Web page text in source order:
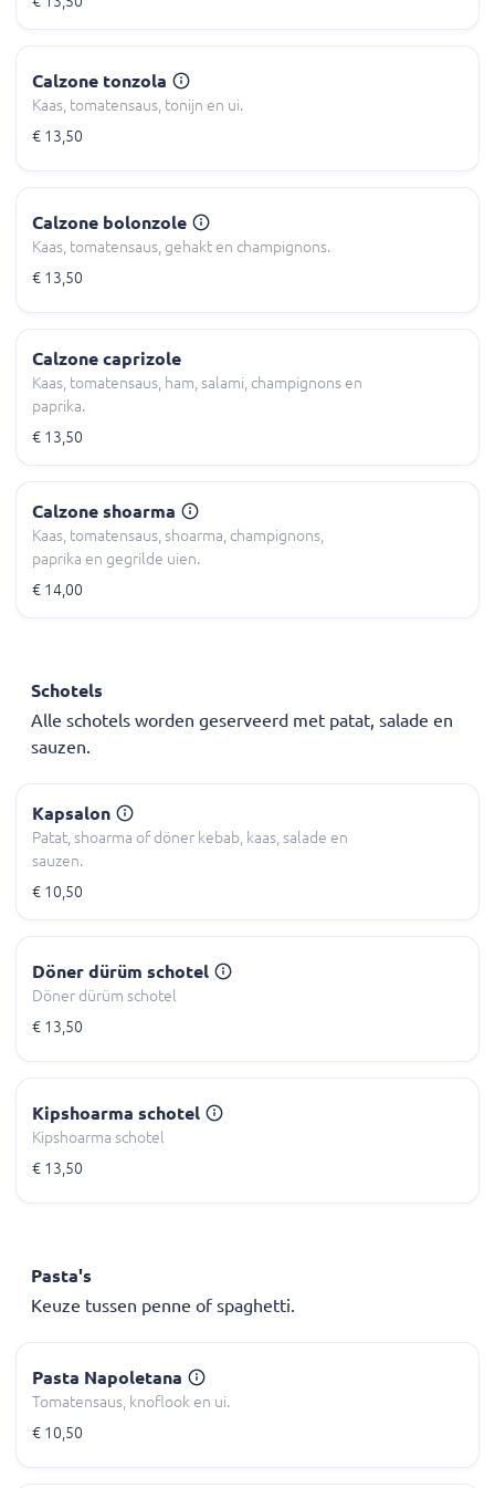
Calzone tonzola
Kaas, tomatensaus, tonijn en ui.
€ 13,50
Calzone bolonzole
Kaas, tomatensaus, gehakt en champignons.
€ 13,50
Calzone caprizole
Kaas, tomatensaus, ham, salami, champignons en
paprika.
€ 13,50
Calzone shoarma
Kaas, tomatensaus, shoarma, champignons,
paprika en gegrilde uien.
€ 14,00
Schotels
Alle schotels worden geserveerd met patat, salade en
sauzen.
Kapsalon
Patat, shoarma of döner kebab, kaas, salade en
sauzen.
€ 10,50
Döner dürüm schotel
Döner dürüm schotel
€ 13,50
Kipshoarma schotel
Kipshoarma schotel
€ 13,50
Pasta's
Keuze tussen penne of spaghetti.
Pasta Napoletana
Tomatensaus, knoflook en ui.
€ 10,50